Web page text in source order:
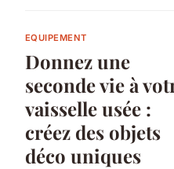
EQUIPEMENT
Donnez une
seconde vie à
vaisselle usée :
créez des objets
déco uniques